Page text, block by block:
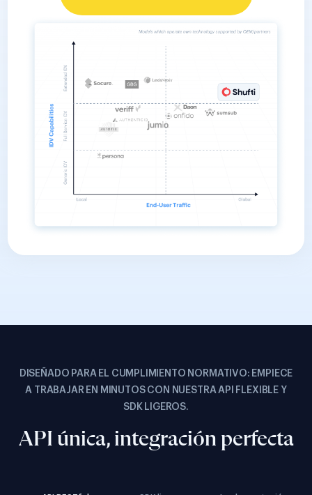
DISEÑADO PARA EL CUMPLIMIENTO NORMATIVO: EMPIECE
A TRABAJAR EN MINUTOS CON NUESTRA API FLEXIBLE Y
SDK LIGEROS.
API única, integración perfecta